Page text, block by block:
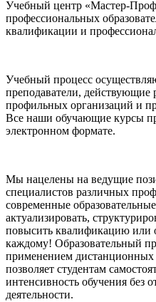
Учебный центр «Мастер-
профессиональных
квалификации и
Учебный процесс
преподаватели, действующие
профильных организаций и
Все наши обучающие курсы
электронном формате.
Мы нацелены на ведущие
специалистов различных
современные
актуализировать,
повысить квалификацию или
каждому! Образовательный
применением дистанционных
позволяет студентам
интенсивность обучения без
деятельности.